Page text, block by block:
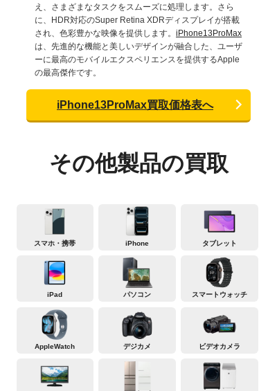
え、さまざまなタスクをスムーズに処理します。さら
に、HDR対応のSuper Retina XDRディスプレイが搭載
され、色彩豊かな映像を提供します。 iPhone13ProMax
は、先進的な機能と美しいデザインが融合した、ユーザ
ーに最高のモバイルエクスペリエンスを提供するApple
の最高傑作です。
iPhone13ProMax買取価格表へ
その他製品の買取
スマホ・携帯 iPhone タブレット
iPad パソコン スマートウォッチ
AppleWatch デジカメ ビデオカメラ